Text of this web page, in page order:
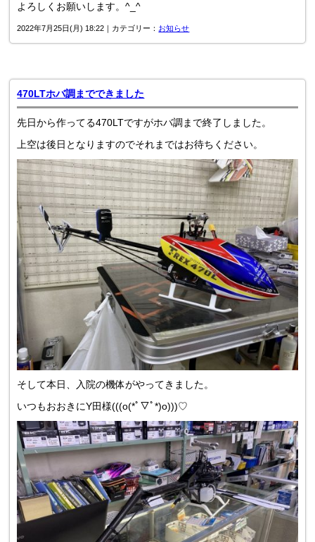
よろしくお願いします。^_^
2022年7月25日(月) 18:22｜カテゴリー： お知らせ
470LTホバ調までできました
先日から作ってる470LTですがホバ調まで終了しました。
上空は後日となりますのでそれまではお待ちください。
そして本日、入院の機体がやってきました。
いつもおおきにY田様(((o(*ﾟ▽ﾟ*)o)))♡